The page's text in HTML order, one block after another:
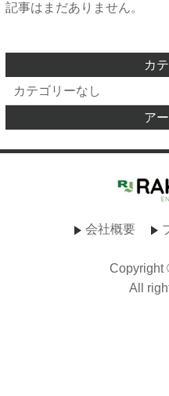
記事はまだありません。
カ
カテゴリーなし
ア
会社概要
Copyright
All